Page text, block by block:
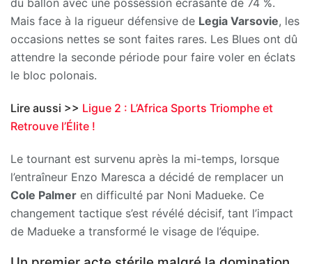
Mais face à la rigueur défensive de Legia Varsovie, les
occasions nettes se sont faites rares. Les Blues ont dû
attendre la seconde période pour faire voler en éclats
le bloc polonais.
Lire aussi >> Ligue 2 : L’Africa Sports Triomphe et
Retrouve l’Élite !
Le tournant est survenu après la mi-temps, lorsque
l’entraîneur Enzo Maresca a décidé de remplacer un
Cole Palmer en difficulté par Noni Madueke. Ce
changement tactique s’est révélé décisif, tant l’impact
de Madueke a transformé le visage de l’équipe.